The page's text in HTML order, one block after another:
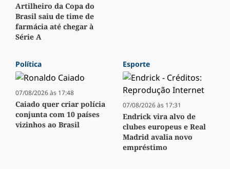
Artilheiro da Copa do
Brasil saiu de time de
farmácia até chegar à
Série A
Política
07/08/2026 às 17:48
Caiado quer criar polícia
conjunta com 10 países
vizinhos ao Brasil
Esporte
07/08/2026 às 17:31
Endrick vira alvo de
clubes europeus e Real
Madrid avalia novo
empréstimo